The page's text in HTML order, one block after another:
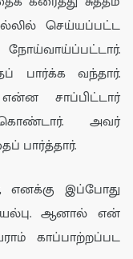
செய்யப்பட்ட
பார்க்க வந்தார்.
சாப்பிட்டார்
அவர்
ப் பார்த்தார்.
எனக்கு இப்போது
ஆனால்என்
காப்பாற்றப்பட